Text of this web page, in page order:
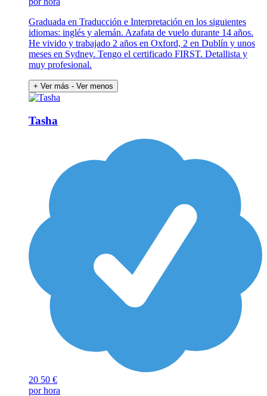
Graduada en Traducción e Interpretación en los siguientes
idiomas: inglés y alemán. Azafata de vuelo durante 14 años.
He vivido y trabajado 2 años en Oxford, 2 en Dublín y unos
meses en Sydney. Tengo el certificado FIRST. Detallista y
muy profesional.
+ Ver más - Ver menos
Tasha
20 50 €
por hora